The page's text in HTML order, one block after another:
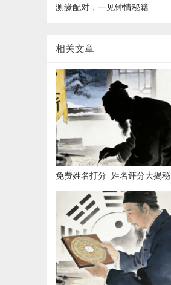
测缘配对，一见钟情秘籍
相关文章
免费姓名打分_姓名评分大揭秘